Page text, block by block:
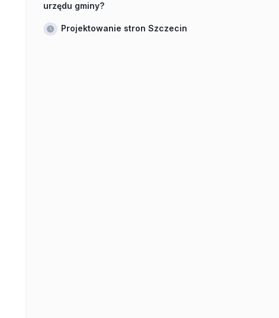
urzędu gminy?
Projektowanie stron Szczecin